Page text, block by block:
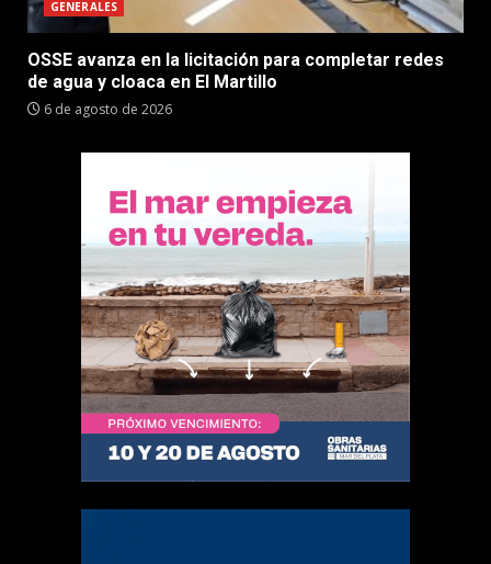
GENERALES
OSSE avanza en la licitación para completar redes
de agua y cloaca en El Martillo
6 de agosto de 2026